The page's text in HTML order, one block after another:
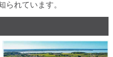
られています。